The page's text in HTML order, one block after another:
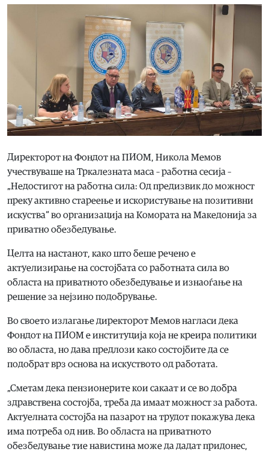
Директорот на Фондот на ПИОМ, Никола Мемов
учествуваше на Тркалезната маса – работна сесија –
„Недостигот на работна сила: Од предизвик до можност
преку активно стареење и искористување на позитивни
искуства“ во организација на Комората на Македонија за
приватно обезбедување.
Целта на настанот, како што беше речено е
актуелизирање на состојбата со работната сила во
областа на приватното обезбедување и изнаоѓање на
решение за нејзино подобрување.
Во своето излагање директорот Мемов нагласи дека
Фондот на ПИОМ е институција која не креира политики
во областа, но дава предлози како состојбите да се
подобрат врз основа на искуството од работата.
„Сметам дека пензионерите кои сакаат и се во добра
здравствена состојба, треба да имаат можност за работа.
Актуелната состојба на пазарот на трудот покажува дека
има потреба од нив. Во областа на приватното
обезбедување тие навистина може да дадат придонес,